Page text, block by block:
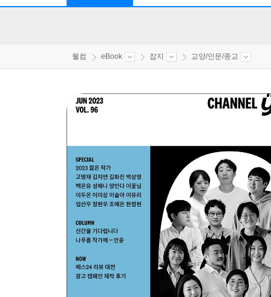
웰컴 eBook 잡지 교양/인문/종교